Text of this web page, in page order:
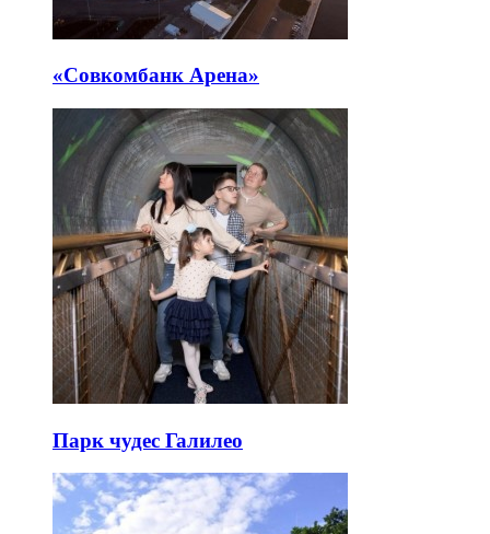
«Совкомбанк Арена⁠»
Парк чудес Галилео